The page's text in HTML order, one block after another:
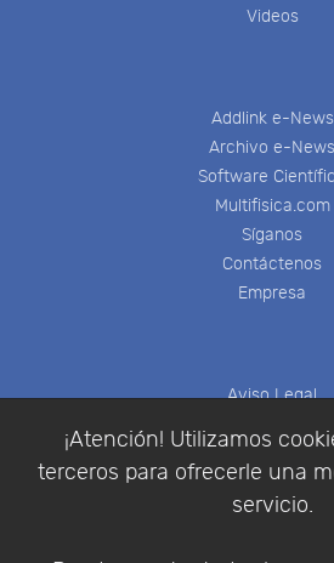
¡Atención! Utilizamos
terceros para ofrecerle una
servicio.
Videos
Addlink e-News
Archivo e-News
Software
Multifisica.com
Síganos
Contáctenos
Empresa
Aviso Legal
Política de
Condiciones de
Identificarse